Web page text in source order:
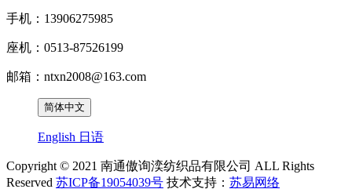
手机：13906275985
座机：0513-87526199
邮箱：ntxn2008@163.com
简体中文
English 日语
Copyright © 2021 南通傲询湙纺织品有限公司 ALL Rights
Reserved 苏ICP备19054039号 技术支持： 苏易网络